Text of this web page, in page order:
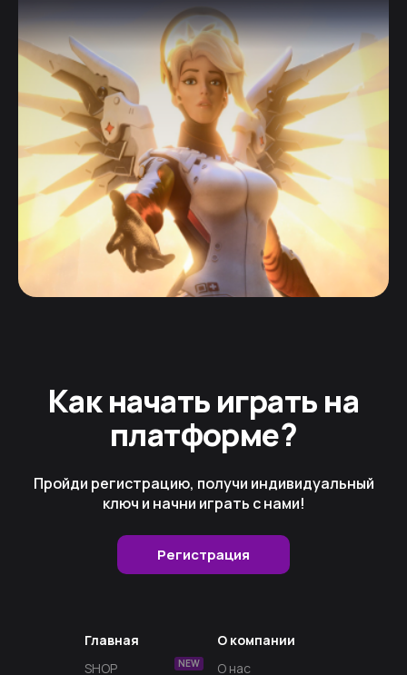
Как начать играть на
платформе?
Пройди регистрацию, получи индивидуальный
ключ и начни играть с нами!
Регистрация
Главная
SHOP
NEW
О компании
О нас